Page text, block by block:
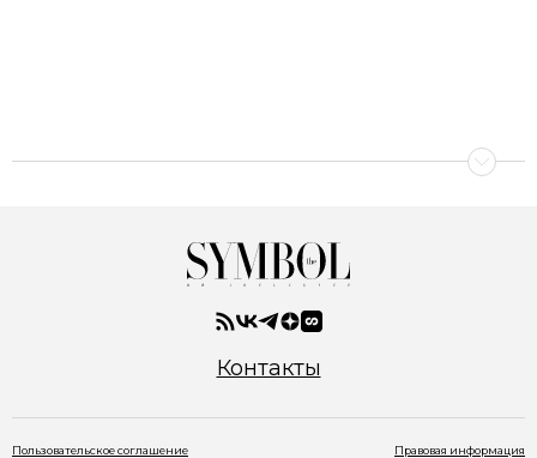
Контакты
Пользовательское соглашение Правовая информация